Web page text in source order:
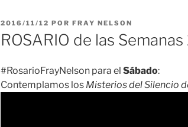
PUBLICADO
EL
2016/11/12 POR FRAY NELSON
ROSARIO de las Semanas
#RosarioFrayNelson para el Sábado:
Contemplamos los Misterios del Silencio